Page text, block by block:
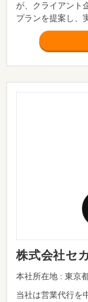
が、クライアント
プランを提案し、
株式会社セ
本社所在地 : 東京
当社は営業代行を